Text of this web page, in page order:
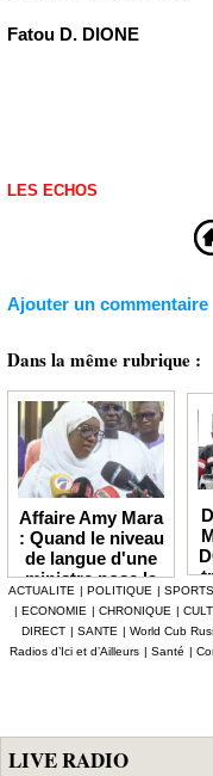
Fatou D. DIONE
LES ECHOS
Ajouter un commentaire
Dans la même rubrique :
Affaire Amy Mara
: Quand le niveau
de langue d'une
ministre pose la
question de la
compétence et de
la crédibilité de
l'État
ACTUALITE | POLITIQUE | SPORTS
| ECONOMIE | CHRONIQUE |
DIRECT | SANTE | World Cub
Radios d’Ici et d’Ailleurs | Santé |
LIVE RADIO